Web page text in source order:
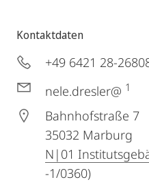
Kontaktdaten
+49 6421 28-
nele.dresler@ 1
Bahnhofstraße 7
35032 Marburg
N|01
-1/0360)